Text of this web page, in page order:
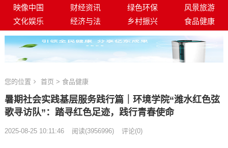
映像中国
财经资讯 绿色环保
风景旅游
文化娱乐
经济与法 乡村振兴 食品健康
您的位置 首页 > 食品健康
暑期社会实践基层服务践行篇｜环境学院“潍水红色弦
歌寻访队”：踏寻红色足迹，践行青春使命
2025-08-25 10:11:46 阅读(3956996) 评论(0)